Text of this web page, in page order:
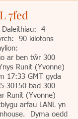
7fed
Daleithiau: 4
90 kilotons
ar ben tŵr 300
Runit (Yvonne)
17:33 GMT gyda
30150-bad 300
Runit (Yvonne)
arfau LANL yn
Dyma oedd